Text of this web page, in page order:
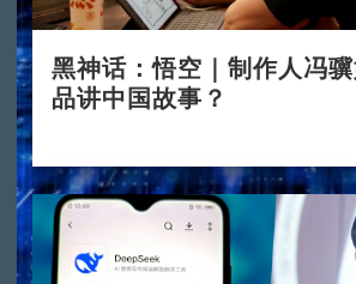
黑神话：悟空｜制作人冯
品讲中国故事？